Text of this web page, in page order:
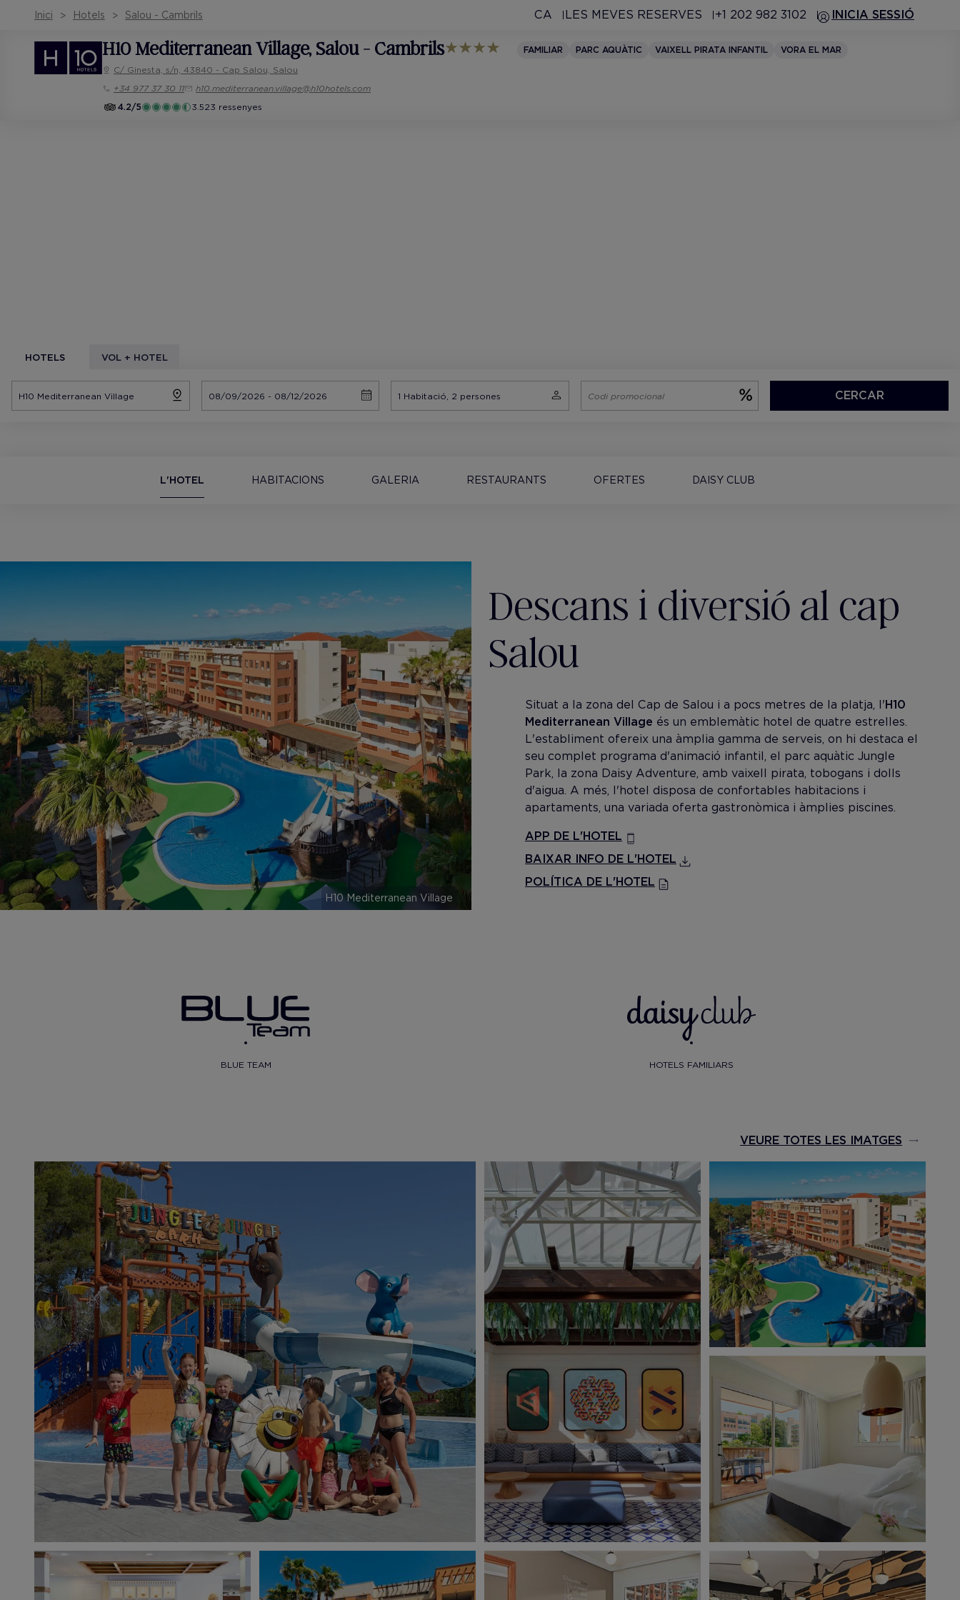
Inici Hotels Salou - Cambrils CA LES MEVES RESERVES +1 202 982 3102 INICIA SESSIÓ
H10 Mediterranean Village, Salou - Cambrils FAMILIAR PARC AQUÀTIC VAIXELL PIRATA INFANTIL
VORA EL MAR
C/ Ginesta, s/n, 43840 - Cap Salou, Salou
+34 977 37 30 11
h10.mediterranean.village@h10hotels.com
4.2/5
3.523 ressenyes
HOTELS VOL + HOTEL
CERCAR
L'HOTEL HABITACIONS GALERIA RESTAURANTS OFERTES DAISY CLUB
H10 Mediterranean Village
Descans i diversió al cap
Salou
Situat a la zona del Cap de Salou i a pocs metres de la platja, l'H10
Mediterranean Village és un emblemàtic hotel de quatre estrelles.
L'establiment ofereix una àmplia gamma de serveis, on hi destaca el
seu complet programa d'animació infantil, el parc aquàtic Jungle
Park, la zona Daisy Adventure, amb vaixell pirata, tobogans i dolls
d'aigua. A més, l'hotel disposa de confortables habitacions i
apartaments, una variada oferta gastronòmica i àmplies piscines.
APP DE L'HOTEL
BAIXAR INFO DE L'HOTEL
POLÍTICA DE L'HOTEL
BLUE TEAM HOTELS FAMILIARS
VEURE TOTES LES IMATGES